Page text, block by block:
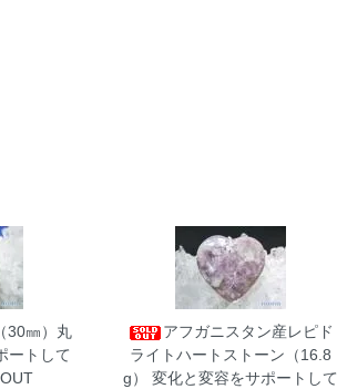
30㎜）丸
ートして
アフガニスタン産レピド
ライトハートストーン（16.8
g）
変化と変容をサポートして